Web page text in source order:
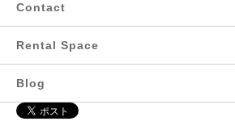
Contact
Rental Space
Blog